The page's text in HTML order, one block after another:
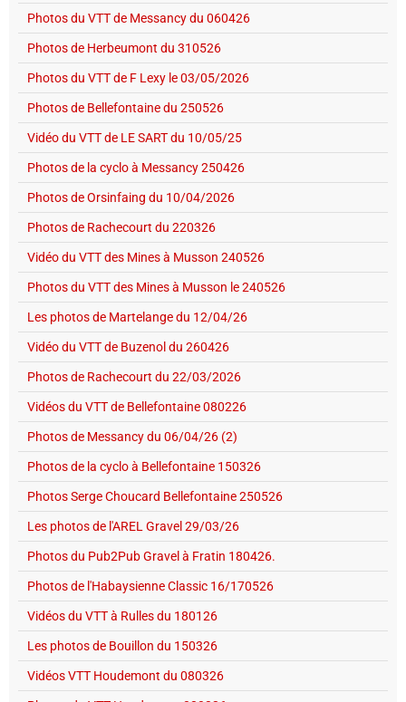
Photos du VTT de Messancy du 060426
Photos de Herbeumont du 310526
Photos du VTT de F Lexy le 03/05/2026
Photos de Bellefontaine du 250526
Vidéo du VTT de LE SART du 10/05/25
Photos de la cyclo à Messancy 250426
Photos de Orsinfaing du 10/04/2026
Photos de Rachecourt du 220326
Vidéo du VTT des Mines à Musson 240526
Photos du VTT des Mines à Musson le 240526
Les photos de Martelange du 12/04/26
Vidéo du VTT de Buzenol du 260426
Photos de Rachecourt du 22/03/2026
Vidéos du VTT de Bellefontaine 080226
Photos de Messancy du 06/04/26 (2)
Photos de la cyclo à Bellefontaine 150326
Photos Serge Choucard Bellefontaine 250526
Les photos de l'AREL Gravel 29/03/26
Photos du Pub2Pub Gravel à Fratin 180426.
Photos de l'Habaysienne Classic 16/170526
Vidéos du VTT à Rulles du 180126
Les photos de Bouillon du 150326
Vidéos VTT Houdemont du 080326